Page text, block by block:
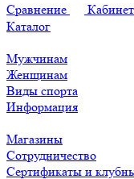
Сравнение
Кабинет
Каталог
Мужчинам
Женщинам
Виды спорта
Информация
Магазины
Сотрудничество
Сертификаты и